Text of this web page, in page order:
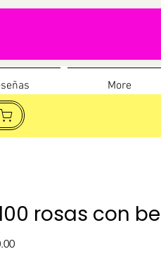
More
rosas con
Precio de oferta